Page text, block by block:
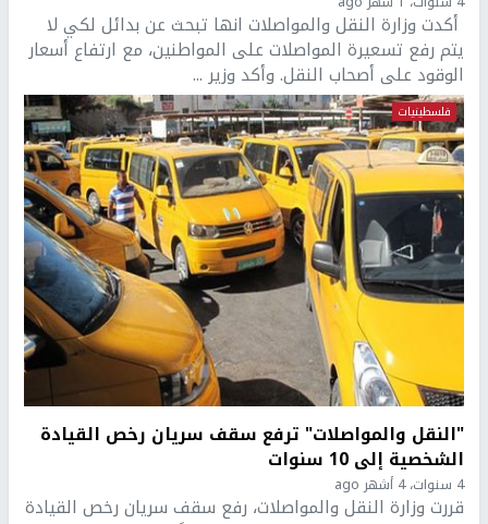
أكدت وزارة النقل والمواصلات انها تبحث عن بدائل لكي لا
يتم رفع تسعيرة المواصلات على المواطنين، مع ارتفاع أسعار
الوقود على أصحاب النقل. وأكد وزير ...
فلسطينيات
"النقل والمواصلات" ترفع سقف سريان رخص القيادة
الشخصية إلى 10 سنوات
4 سنوات، 4 أشهر ago
قررت وزارة النقل والمواصلات، رفع سقف سريان رخص القيادة